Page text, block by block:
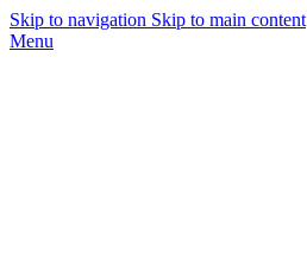
Skip to navigation Skip to main content
Menu